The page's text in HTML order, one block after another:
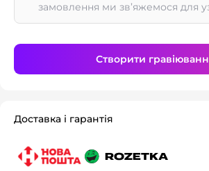
замовлення ми зв’яжемося для
Створити
Доставка і гарантія